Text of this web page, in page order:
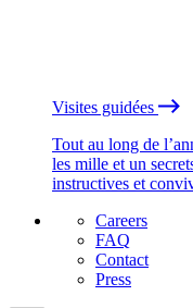
Visites guidées
Tout au long de
les mille et un
instructives et
Careers
FAQ
Contact
Press